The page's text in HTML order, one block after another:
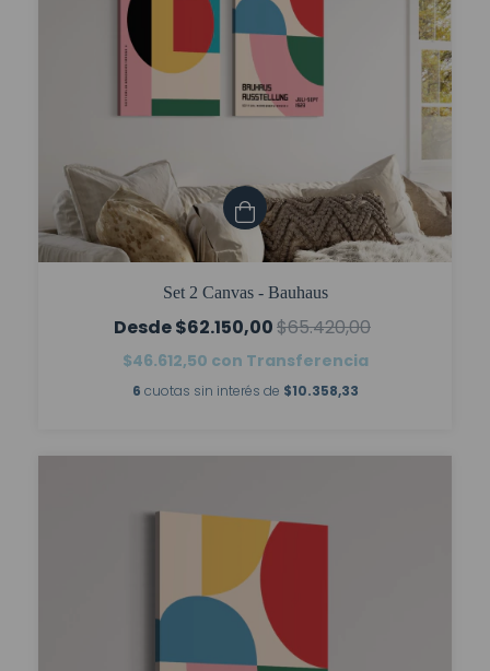
Set 2 Canvas - Bauhaus
$62.150,00$65.420,00
$46.612,50 con Transferencia
6 cuotas sin interés de $10.358,33